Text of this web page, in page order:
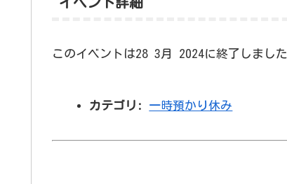
このイベントは28 3月 2024に終了しました
カテゴリ: 一時預かり休み